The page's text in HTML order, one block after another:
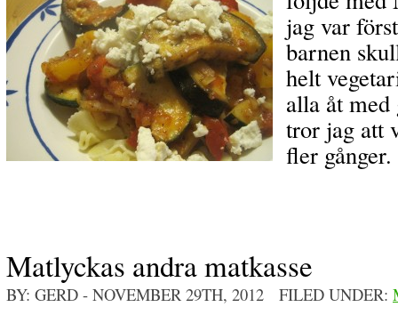
jag var
barnen
helt
alla åt med
tror jag att
fler gånger.
Matlyckas andra matkasse
BY: GERD - NOVEMBER 29TH, 2012 FILED UNDER: